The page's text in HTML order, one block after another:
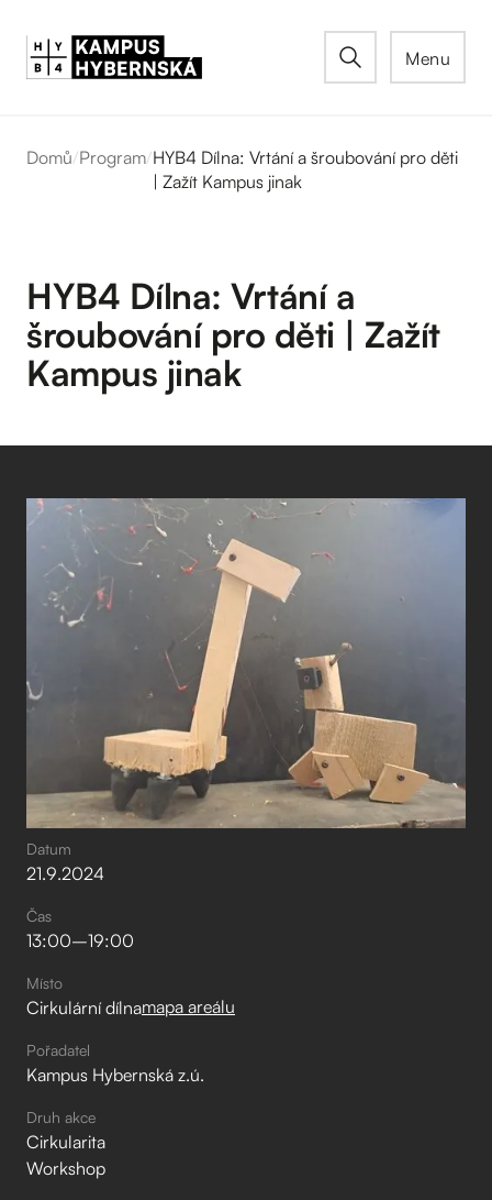
Menu
Domů/Program/HYB4 Dílna: Vrtání a šroubování pro děti
| Zažít Kampus jinak
HYB4 Dílna: Vrtání a
šroubování pro děti | Zažít
Kampus jinak
Datum
21.9.2024
Čas
13:00–⁠19:00
Místo
Cirkulární dílnamapa areálu
Pořadatel
Kampus Hybernská z.ú.
Druh akce
Cirkularita
Workshop